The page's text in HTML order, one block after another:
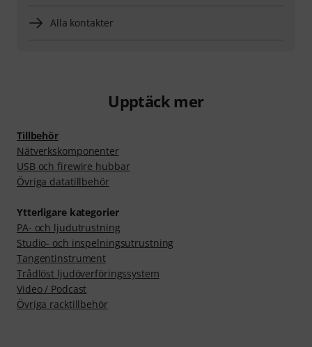
Alla kontakter
Upptäck mer
Tillbehör
Nätverkskomponenter
USB och firewire hubbar
Övriga datatillbehör
Ytterligare kategorier
PA- och ljudutrustning
Studio- och inspelningsutrustning
Tangentinstrument
Trådlöst ljudöverföringssystem
Video / Podcast
Övriga racktillbehör